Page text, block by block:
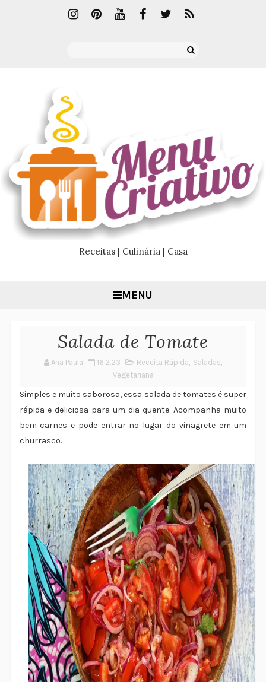
Receitas | Culinária | Casa
MENU
Salada de Tomate
Ana Paula 16.2.23 Receita Rápida, Saladas,
Vegetariana
Simples e muito saborosa, essa salada de tomates é super
rápida e deliciosa para um dia quente. Acompanha muito
bem carnes e pode entrar no lugar do vinagrete em um
churrasco.